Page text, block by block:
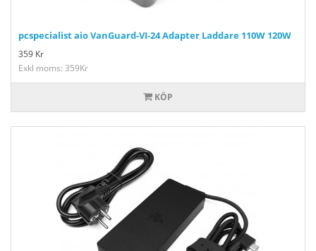
pcspecialist aio VanGuard-VI-24 Adapter Laddare 110W 120W
359 Kr
Exkl moms: 359Kr
KÖP